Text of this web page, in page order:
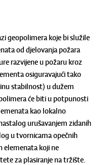
geopolimera koje bi služile
od djelovanja požara
razvijene u požaru kroz
osiguravajući tako
stabilnost) u dužem
će biti u potpunosti
kao lokalno
urušavanjem zidanih
u tvornicama opečnih
elemenata koji ne
za plasiranje na tržište.